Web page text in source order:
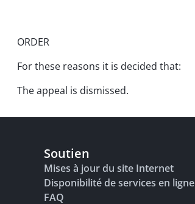
ORDER
For these reasons it is decided that:
The appeal is dismissed.
Soutien
Mises à jour du site Internet
Disponibilité de services en ligne
FAQ